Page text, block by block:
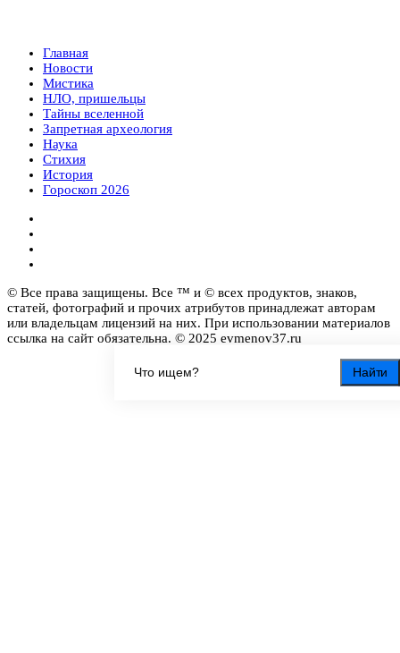
Найти
Главная
Новости
Мистика
НЛО, пришельцы
Тайны вселенной
Запретная археология
Наука
Стихия
История
Гороскоп 2026
© Все права защищены. Все ™ и © всех продуктов, знаков,
статей, фотографий и прочих атрибутов принадлежат авторам
или владельцам лицензий на них. При использовании материалов
ссылка на сайт обязательна. © 2025 evmenov37.ru